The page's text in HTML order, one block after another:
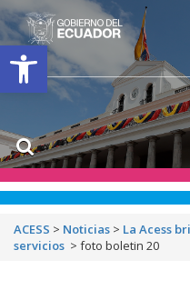
Open toolbar
ACESS > Noticias > La Acess
servicios > foto boletin 20